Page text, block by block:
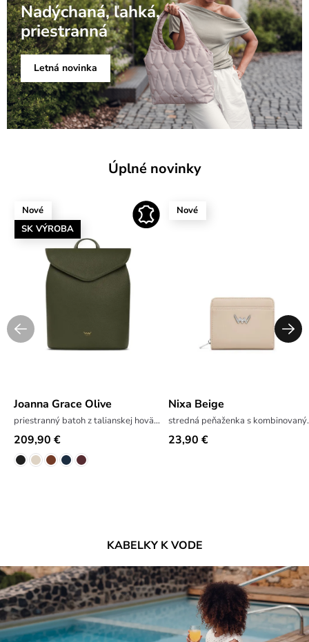
Nadýchaná, ľahká,
priestranná
Letná novinka
Úplné novinky
Nové
SK VÝROBA
Joanna Grace Olive
priestranný batoh z talianskej hovädzej kože
209,90 €
Nové
Nixa Beige
stredná
23,90 €
KABELKY K VODE